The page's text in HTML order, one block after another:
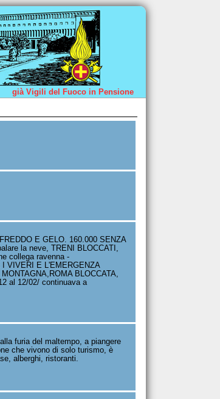
già Vigili del Fuoco in Pensione
E GELO. 160.000 SENZA
la neve, TRENI BLOCCATI,
collega ravenna -
VIVERI E L'EMERGENZA
BLOCCATA,
al 12/02/ continuava a
furia del maltempo, a piangere
che vivono di solo turismo, è
alberghi, ristoranti.